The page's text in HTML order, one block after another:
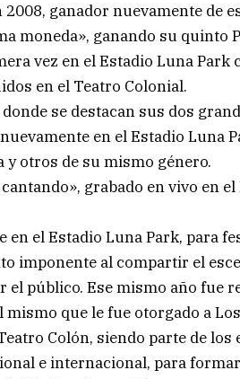
ganador nuevamente de
moneda», ganando su quinto
vez en el Estadio Luna Park
en el Teatro Colonial.
se destacan sus dos
en el Estadio Luna
otros de su mismo género.
grabado en vivo en
el Estadio Luna Park, para
imponente al compartir el
público. Ese mismo año fue
que le fue otorgado a
Colón, siendo parte de los
e internacional, para